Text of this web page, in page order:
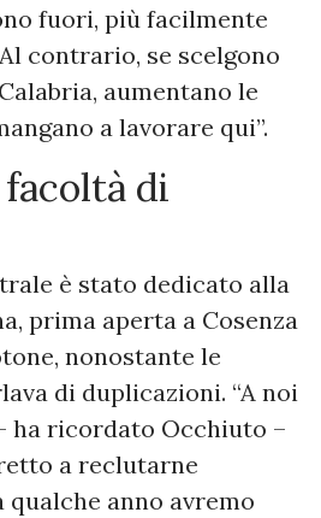
fuori, più facilmente
contrario, se scelgono
aumentano le
a lavorare qui”.
di
è stato dedicato alla
prima aperta a Cosenza
nonostante le
di duplicazioni. “A noi
ha ricordato Occhiuto –
a reclutarne
qualche anno avremo